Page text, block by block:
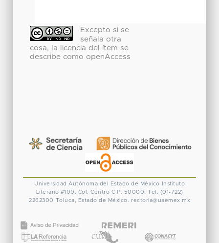
Excepto si se
señala otra
cosa, la licencia del ítem se
describe como openAccess
Universidad Autónoma del Estado de México
Instituto
Literario #100. Col. Centro C.P. 50000. Tel. (01-722)
2262300 Toluca, Estado de México. rectoria@uaemex.mx